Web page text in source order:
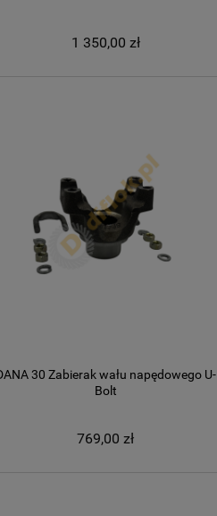
1 350,00 zł
30 Zabierak wału napędowego U-
Bolt
769,00 zł